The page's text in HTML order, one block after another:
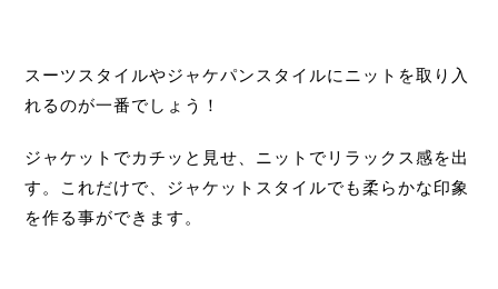
スーツスタイルやジャケパンスタイルにニットを取り入
れるのが一番でしょう！
ジャケットでカチッと見せ、ニットでリラックス感を出
す。これだけで、ジャケットスタイルでも柔らかな印象
を作る事ができます。